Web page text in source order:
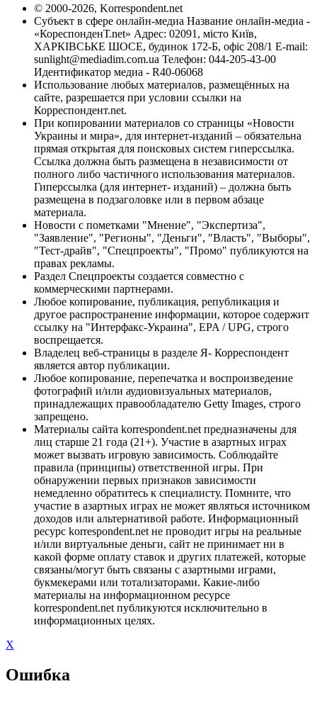
© 2000-2026, Korrespondent.net
Субъект в сфере онлайн-медиа Название онлайн-медиа -
«КореспонденТ.net» Адрес: 02091, місто Київ,
ХАРКІВСЬКЕ ШОСЕ, будинок 172-Б, офіс 208/1 E-mail:
sunlight@mediadim.com.ua Телефон: 044-205-43-00
Идентификатор медиа - R40-06068
Использование любых материалов, размещённых на
сайте, разрешается при условии ссылки на
Корреспондент.net.
При копировании материалов со страницы «Новости
Украины и мира», для интернет-изданий – обязательна
прямая открытая для поисковых систем гиперссылка.
Ссылка должна быть размещена в независимости от
полного либо частичного использования материалов.
Гиперссылка (для интернет- изданий) – должна быть
размещена в подзаголовке или в первом абзаце
материала.
Новости с пометками "Мнение", "Экспертиза",
"Заявление", "Регионы", "Деньги", "Власть", "Выборы",
"Тест-драйв", "Спецпроекты", "Промо" публикуются на
правах рекламы.
Раздел Спецпроекты создается совместно с
коммерческими партнерами.
Любое копирование, публикация, републикация и
другое распространение информации, которое содержит
ссылку на "Интерфакс-Украина", EPA / UPG, строго
воспрещается.
Владелец веб-страницы в разделе Я- Корреспондент
является автор публикации.
Любое копирование, перепечатка и воспроизведение
фотографий и/или аудиовизуальных материалов,
принадлежащих правообладателю Getty Images, строго
запрещено.
Материалы сайта korrespondent.net предназначены для
лиц старше 21 года (21+). Участие в азартных играх
может вызвать игровую зависимость. Соблюдайте
правила (принципы) ответственной игры. При
обнаружении первых признаков зависимости
немедленно обратитесь к специалисту. Помните, что
участие в азартных играх не может являться источником
доходов или альтернативой работе. Информационный
ресурс korrespondent.net не проводит игры на реальные
и/или виртуальные деньги, сайт не принимает ни в
какой форме оплату ставок и других платежей, которые
связаны/могут быть связаны с азартными играми,
букмекерами или тотализаторами. Какие-либо
материалы на информационном ресурсе
korrespondent.net публикуются исключительно в
информационных целях.
X
Ошибка